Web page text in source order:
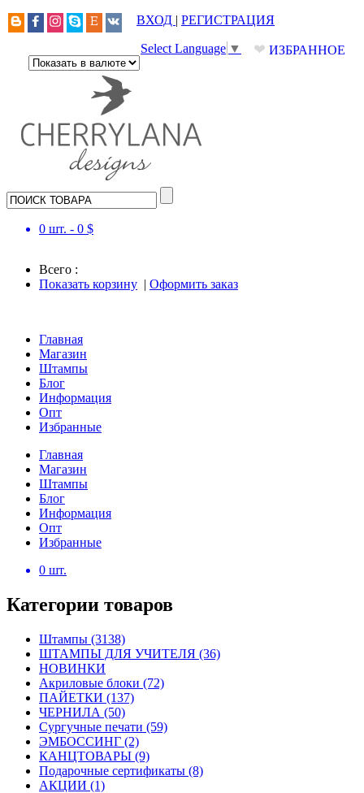
ВХОД | РЕГИСТРАЦИЯ
❤ ИЗБРАННОЕ
Select Language ▼
0 шт. - 0 $
Всего :
Показать корзину | Оформить заказ
Главная
Магазин
Штампы
Блог
Информация
Опт
Избранные
Главная
Магазин
Штампы
Блог
Информация
Опт
Избранные
0 шт.
Категории товаров
Штампы (3138)
ШТАМПЫ ДЛЯ УЧИТЕЛЯ (36)
НОВИНКИ
Акриловые блоки (72)
ПАЙЕТКИ (137)
ЧЕРНИЛА (50)
Сургучные печати (59)
ЭМБОССИНГ (2)
КАНЦТОВАРЫ (9)
Подарочные сертификаты (8)
АКЦИИ (1)